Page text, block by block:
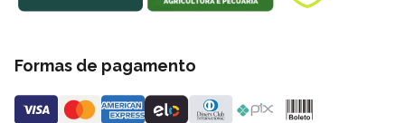
Formas de pagamento